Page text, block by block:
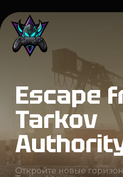
Escape
Tarkov
Откройте новые